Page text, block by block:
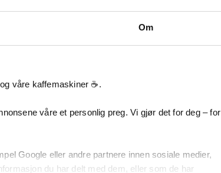
Om
våre kaffemaskiner ☕️.
våre et personlig preg. Vi gjør det for deg – for
Google eller andre partnere innen sosiale medier,
du har delt med dem, eller som de har
41 cm / 9,6kg
V